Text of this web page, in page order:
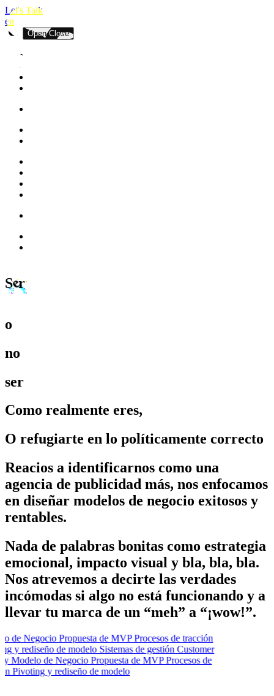
Let's Talk
en
Open Close
Seb
o
no
ser
Como realmente eres,
O refugiarte en lo políticamente correcto
Reacios a identificarnos como una
agencia de publicidad más, nos enfocamos
en diseñar modelos de negocio exitosos y
rentables.
Nada de palabras bonitas como estrategia
emocional, impacto visual y bla, bla, bla.
Nos atrevemos a decirte las verdades
incómodas si algo no está funcionando y a
llevar tu marca de un “meh” a “¡wow!”.
Modelo de NegocioPropuesta de MVPProcesos de tracción
Pivoting y rediseño de modeloSistemas de gestiónCustomer
journeyModelo de NegocioPropuesta de MVPProcesos de
tracciónPivoting y rediseño de modelo